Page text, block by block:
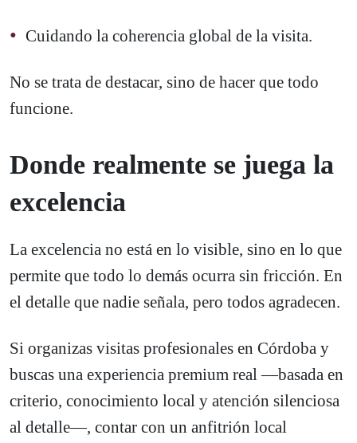
Cuidando la coherencia global de la visita.
No se trata de destacar, sino de hacer que todo
funcione.
Donde realmente se juega la
excelencia
La excelencia no está en lo visible, sino en lo que
permite que todo lo demás ocurra sin fricción. En
el detalle que nadie señala, pero todos agradecen.
Si organizas visitas profesionales en Córdoba y
buscas una experiencia premium real —basada en
criterio, conocimiento local y atención silenciosa
al detalle—, contar con un anfitrión local